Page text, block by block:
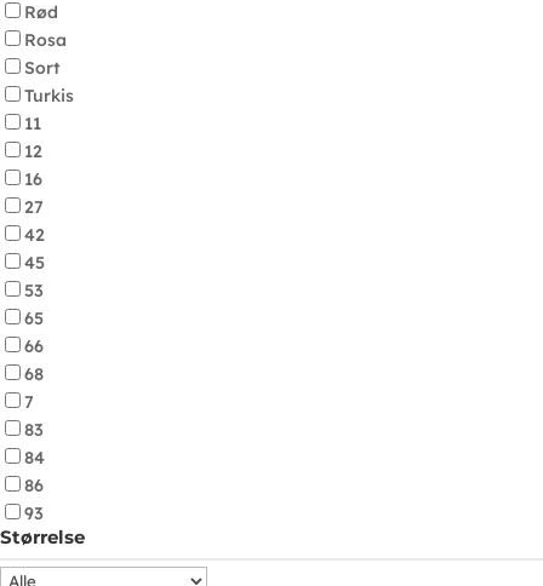
Rød
Rosa
Sort
Turkis
11
12
16
27
42
45
53
65
66
68
7
83
84
86
93
Størrelse